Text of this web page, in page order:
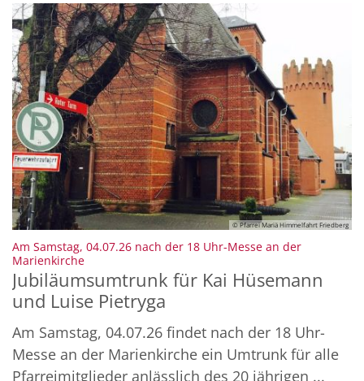
© Pfarrei Mariä Himmelfahrt Friedberg
Am Samstag, 04.07.26 nach der 18 Uhr-Messe an der
Marienkirche:
Jubiläumsumtrunk für Kai Hüsemann
und Luise Pietryga
Am Samstag, 04.07.26 findet nach der 18 Uhr-
Messe an der Marienkirche ein Umtrunk für alle
Pfarreimitglieder anlässlich des 20 jährigen ...